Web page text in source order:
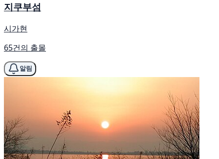
지쿠부섬
시가현
65건의 출몰
알림